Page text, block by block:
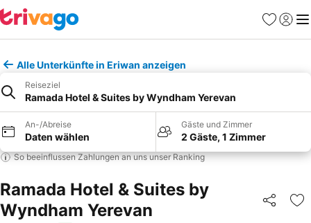
Favoriten
Alle Unterkünfte in Eriwan anzeigen
Reiseziel
Ramada Hotel & Suites by Wyndham Yerevan
An-/Abreise
Daten wählen
Gäste und Zimmer
2 Gäste, 1 Zimmer
So beeinflussen Zahlungen an uns unser Ranking
Ramada Hotel & Suites by
Wyndham Yerevan
Teilen